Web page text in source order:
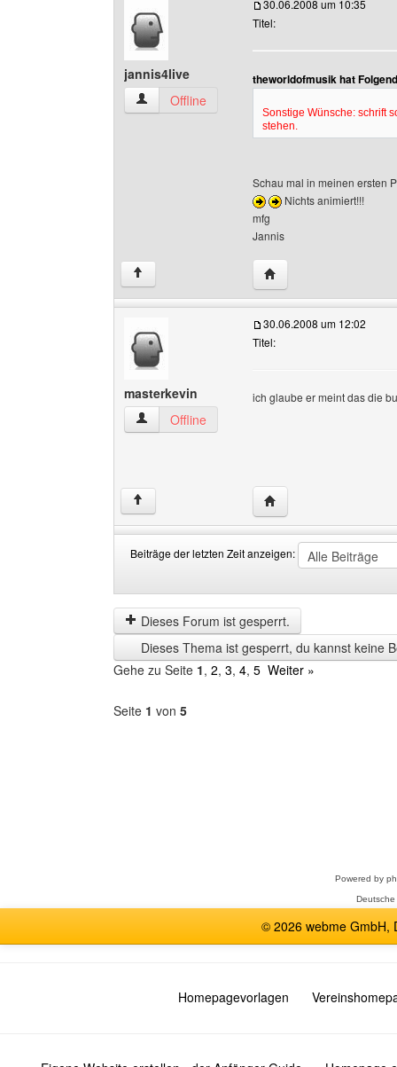
jannis4live
jannis4live Benutzer-Profile anzeigen
Offline
30.06.2008 um 10:35
Titel:
theworldofmusik hat
Sonstige Wünsche: schrift
stehen.
Schau mal in meinen ersten
Nichts animiert!!!
mfg
Jannis
↑ Website dieses
masterkevin
masterkevin Benutzer-Profile anzeigen
Offline
30.06.2008 um 12:02
Titel:
ich glaube er meint das die
↑ Website dieses
Beiträge der letzten Zeit anzeigen:
der
letzten
Zeit
anzeigen
by
Dieses Forum ist gesperrt.
Dieses Thema ist gesperrt, du kannst keine
Gehe zu Seite 1, 2, 3, 4, 5 Weiter »
Seite 1 von 5
Powered by
© 2026 webme GmbH,
Homepagevorlagen